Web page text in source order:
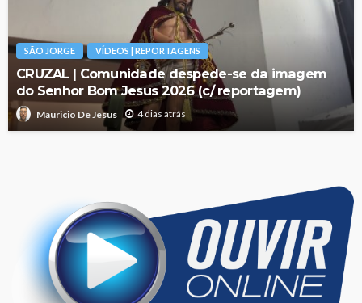
SÃO JORGE VÍDEOS | REPORTAGENS
CRUZAL | Comunidade despede-se da imagem
do Senhor Bom Jesus 2026 (c/ reportagem)
Mauricio De Jesus 4 dias atrás